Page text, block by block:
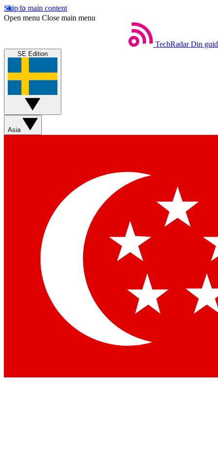
Skip to main content
Open menu Close main menu
TechRadar Din
SE Edition
Asia